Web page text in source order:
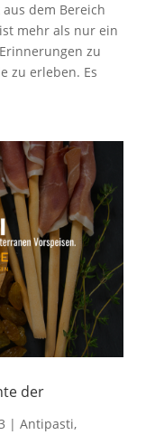
dem Bereich
mehr als nur ein
zu
zu erleben. Es
der
| Antipasti,